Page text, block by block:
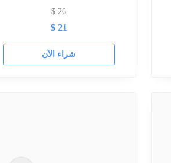
26
$
21
$
شراء الآن